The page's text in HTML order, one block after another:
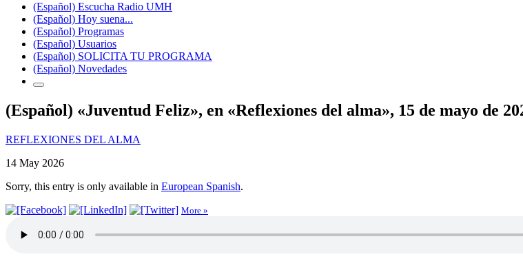
(Español) Escucha Radio UMH
(Español) Hoy suena...
(Español) Programas
(Español) Usuarios
(Español) SOLICITA TU PROGRAMA
(Español) Novedades
(Español) «Juventud Feliz», en «Reflexiones del alma», 15 de mayo de
REFLEXIONES DEL ALMA
14 May 2026
Sorry, this entry is only available in European Spanish.
More »